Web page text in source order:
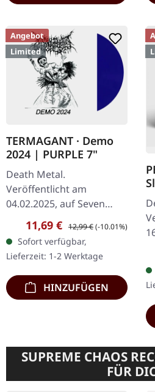
Angebot
Limited
TERMAGANT · Demo
2024 | PURPLE 7"
Death Metal.
Veröffentlicht am
04.02.2025, auf Seven
Metal Inches Records. Lila
Vinyl, limitiert auf 100
Exemplare. Aus den
Weiten der Wildnis…
Verkaufspreis:
11,69 € Regulärer Preis:
12,99 €(-10.01%)
Sofort verfügbar,
Lieferzeit: 1-2 Werktage
HINZUFÜGEN
SUPREME CHAOS
FÜR